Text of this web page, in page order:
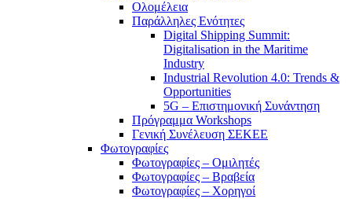
Ολομέλεια
Παράλληλες Ενότητες
Digital Shipping Summit:
Digitalisation in the Maritime
Industry
Industrial Revolution 4.0: Trends &
Opportunities
5G – Επιστημονική Συνάντηση
Πρόγραμμα Workshops
Γενική Συνέλευση ΣΕΚΕΕ
Φωτογραφίες
Φωτογραφίες – Ομιλητές
Φωτογραφίες – Βραβεία
Φωτογραφίες – Χορηγοί